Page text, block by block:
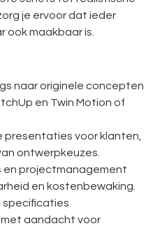
je ervoor dat ieder
ook maakbaar is.
naar originele concepten
en Twin Motion of
presentaties voor klanten,
ontwerpkeuzes.
en projectmanagement
en kostenbewaking.
specificaties
aandacht voor